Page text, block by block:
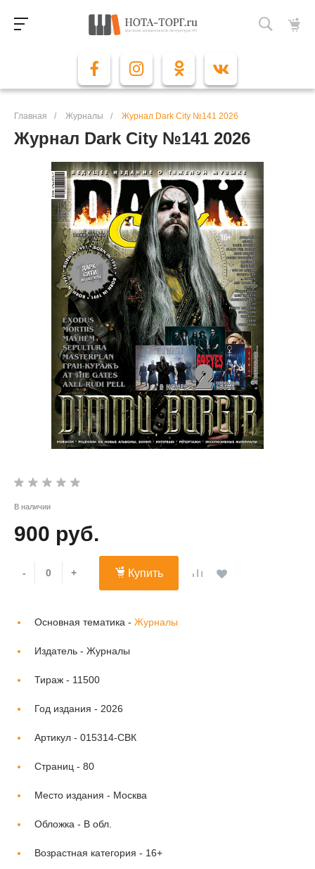
Главная / Журналы / Журнал Dark City №141 2026
Журнал Dark City №141 2026
В наличии
900 руб.
- + Купить
Основная тематика - Журналы
Издатель - Журналы
Тираж - 11500
Год издания - 2026
Артикул - 015314-СВК
Страниц - 80
Место издания - Москва
Обложка - В обл.
Возрастная категория - 16+